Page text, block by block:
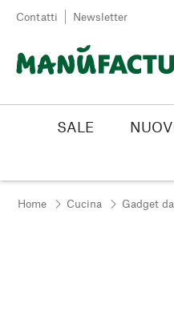
Vai al contenuto
Contatti Newsletter
SALE
Home Cucina Gadget